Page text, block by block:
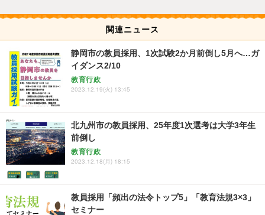
関連ニュース
静岡市の教員採用、1次試験2か月前倒し5月へ…ガ
イダンス2/10
教育行政
2023.12.19(火) 13:45
北九州市の教員採用、25年度1次選考は大学3年生
前倒し
教育行政
2023.12.18(月) 18:15
教員採用「頻出の法令トップ5」「教育法規3×3」
セミナー